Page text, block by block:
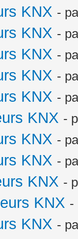
KNX -
KNX -
KNX -
KNX -
KNX -
KNX -
KNX -
KNX -
KNX -
KNX -
KNX -